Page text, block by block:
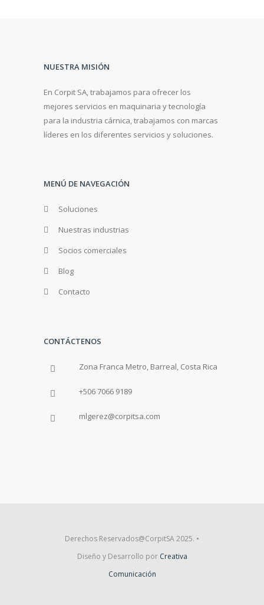
NUESTRA MISIÓN
En Corpit SA, trabajamos para ofrecer los
mejores servicios en maquinaria y tecnología
para la industria cárnica, trabajamos con marcas
líderes en los diferentes servicios y soluciones.
MENÚ DE NAVEGACIÓN
Soluciones
Nuestras industrias
Socios comerciales
Blog
Contacto
CONTÁCTENOS
Zona Franca Metro, Barreal, Costa Rica
+506 7066 9189
mlgerez@corpitsa.com
Derechos Reservados@CorpitSA 2025. •
Diseño y Desarrollo por Creativa
Comunicación